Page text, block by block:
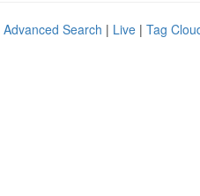
Advanced Search | Live | Tag